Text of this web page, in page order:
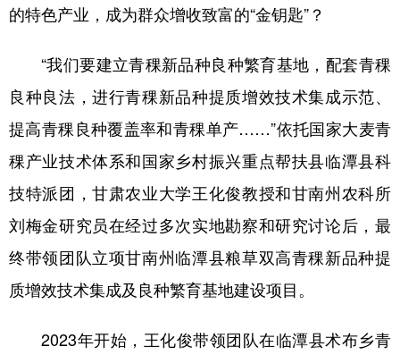
的特色产业，成为群众增收致富的“金钥匙”？
“我们要建立青稞新品种良种繁育基地，配套青稞
良种良法，进行青稞新品种提质增效技术集成示范、
提高青稞良种覆盖率和青稞单产……”依托国家大麦青
稞产业技术体系和国家乡村振兴重点帮扶县临潭县科
技特派团，甘肃农业大学王化俊教授和甘南州农科所
刘梅金研究员在经过多次实地勘察和研究讨论后，最
终带领团队立项甘南州临潭县粮草双高青稞新品种提
质增效技术集成及良种繁育基地建设项目。
2023年开始，王化俊带领团队在临潭县术布乡青